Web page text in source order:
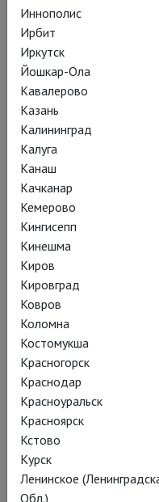
колобок,
Василия
Утренником
музыкантов»,
Иннополис
Ирбит
Иркутск
Йошкар-Ола
Кавалерово
Казань
Калининград
Калуга
Канаш
Качканар
Кемерово
Кингисепп
Кинешма
Киров
Кировград
Ковров
Коломна
Костомукша
Красногорск
Краснодар
Красноуральск
Красноярск
Кстово
Курск
Ленинское
Обл.)